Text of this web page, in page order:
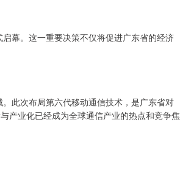
幕。这一重要决策不仅将促进广东省的经济
此次布局第六代移动通信技术，是广东省对
产业化已经成为全球通信产业的热点和竞争焦